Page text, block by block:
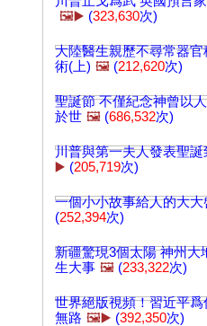
🖼️▶️ (323,630次)
大陸醫生親歷不尋常器官
術(上) 🖼️ (212,620次)
聖誕節 不僅紀念神曾以
於世 🖼️ (686,532次)
川普與第一夫人發表聖誕
▶️ (205,719次)
一個小小故事給人的大大
(252,394次)
新疆驚現3個太陽 神州大
生大事 🖼️ (233,322次)
世界絕版視頻！習近平爲
無路 🖼️▶️ (392,350次)